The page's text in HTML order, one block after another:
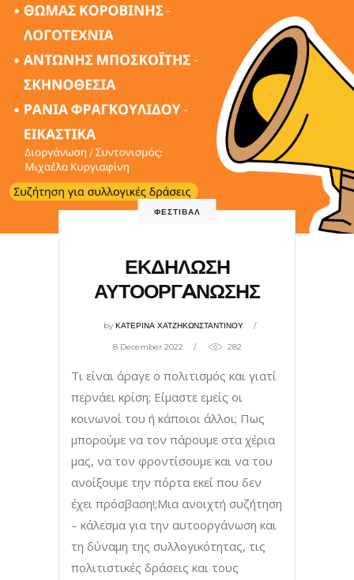
ΦΕΣΤΙΒΑΛ
ΕΚΔΗΛΩΣΗ
ΑΥΤΟΟΡΓAΝΩΣΗΣ
byΚΑΤΕΡΙΝΑ ΧΑΤΖΗΚΩΝΣΤΑΝΤΙΝΟΥ
8 December 2022 282
Τι είναι άραγε ο πολιτισμός και γιατί
περνάει κρίση; Είμαστε εμείς οι
κοινωνοί του ή κάποιοι άλλοι; Πως
μπορούμε να τον πάρουμε στα χέρια
μας, να τον φροντίσουμε και να του
ανοίξουμε την πόρτα εκεί που δεν
έχει πρόσβαση!;Μια ανοιχτή συζήτηση
– κάλεσμα για την αυτοοργάνωση και
τη δύναμη της συλλογικότητας, τις
πολιτιστικές δράσεις και τους